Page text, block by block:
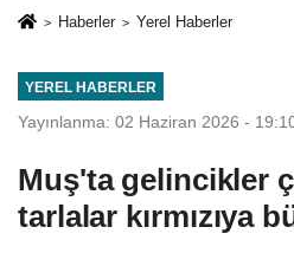
Haberler Yerel Haberler
YEREL HABERLER
Yayınlanma: 02 Haziran 2026 -
Muş'ta gelincikler
tarlalar kırmızıya